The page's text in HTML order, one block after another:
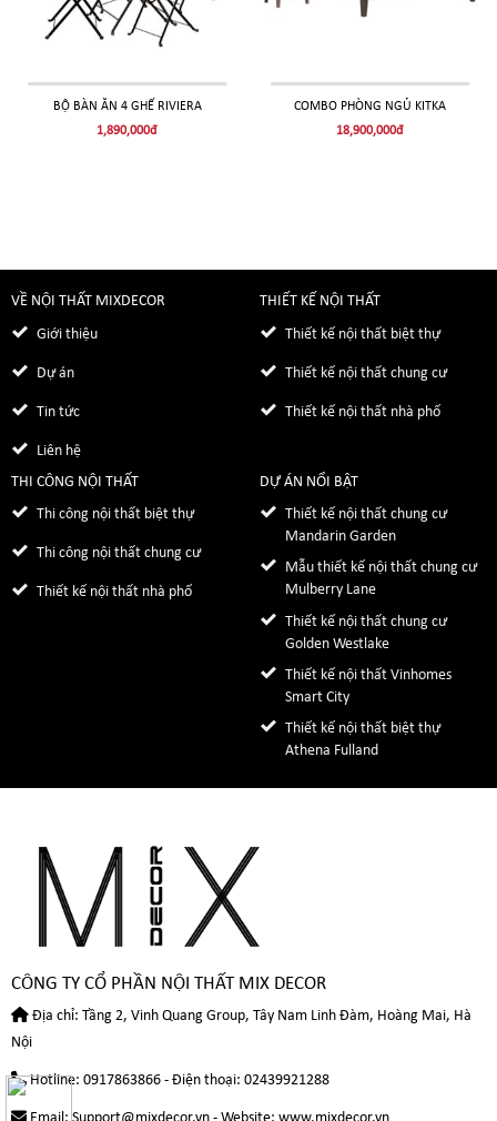
BỘ BÀN ĂN 4 GHẾ RIVIERA
1,890,000đ
COMBO PHÒNG NGỦ KITKA
18,900,000đ
VỀ NỘI THẤT MIXDECOR
Giới thiệu
Dự án
Tin tức
Liên hệ
THIẾT KẾ NỘI THẤT
Thiết kế nội thất biệt thự
Thiết kế nội thất chung cư
Thiết kế nội thất nhà phố
THI CÔNG NỘI THẤT
Thi công nội thất biệt thự
Thi công nội thất chung cư
Thiết kế nội thất nhà phố
DỰ ÁN NỔI BẬT
Thiết kế nội thất chung cư
Mandarin Garden
Mẫu thiết kế nội thất chung cư
Mulberry Lane
Thiết kế nội thất chung cư
Golden Westlake
Thiết kế nội thất Vinhomes
Smart City
Thiết kế nội thất biệt thự
Athena Fulland
CÔNG TY CỔ PHẦN NỘI THẤT MIX DECOR
Địa chỉ: Tầng 2, Vinh Quang Group, Tây Nam Linh Đàm, Hoàng Mai, Hà
Nội
Hotline: 0917863866- Điện thoại: 02439921288
Email: Support@mixdecor.vn - Website: www.mixdecor.vn